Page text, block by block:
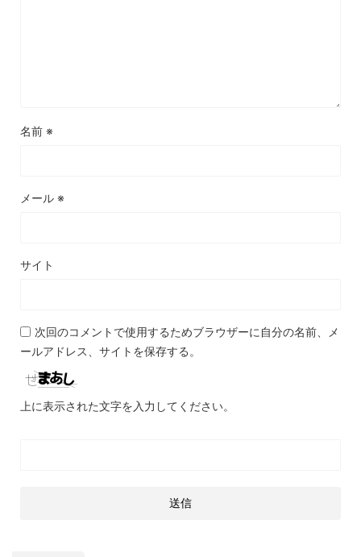
名前 ※
メール ※
サイト
次回のコメントで使用するためブラウザーに自分の名前、メ
ールアドレス、サイトを保存する。
上に表示された文字を入力してください。